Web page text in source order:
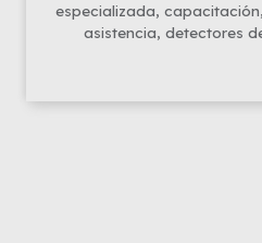
especializada,
asistencia, detectores